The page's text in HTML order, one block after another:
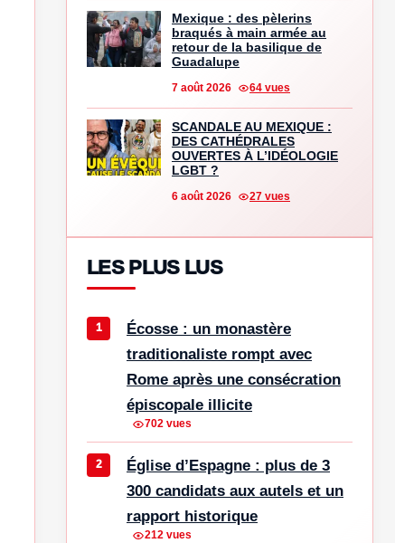
Mexique : des pèlerins
braqués à main armée au
retour de la basilique de
Guadalupe
7 août 2026 64 vues
SCANDALE AU MEXIQUE :
DES CATHÉDRALES
OUVERTES À L’IDÉOLOGIE
LGBT ?
6 août 2026 27 vues
LES PLUS LUS
Écosse : un monastère
traditionaliste rompt avec
Rome après une consécration
épiscopale illicite
702 vues
Église d’Espagne : plus de 3
300 candidats aux autels et un
rapport historique
212 vues